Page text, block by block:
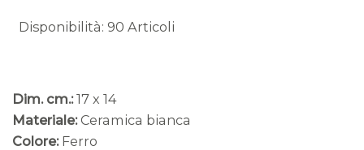
Disponibilità: 90 Articoli
Dim. cm.: 17 x 14
Materiale: Ceramica bianca
Colore: Ferro